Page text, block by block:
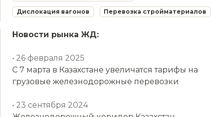
Дислокация вагонов Перевозка стройматериалов
Новости рынка ЖД:
• 26 февраля 2025
С 7 марта в Казахстане увеличатся тарифы на
грузовые железнодорожные перевозки
• 23 сентября 2024